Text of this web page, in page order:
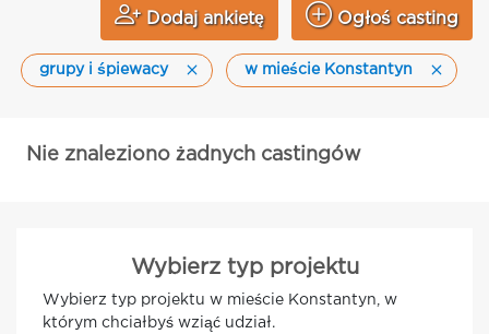
Dodaj ankietę Ogłoś casting
grupy i śpiewacy w mieście Konstantyn
Nie znaleziono żadnych castingów
Wybierz typ projektu
Wybierz typ projektu w mieście Konstantyn, w
którym chciałbyś wziąć udział.